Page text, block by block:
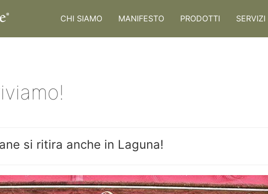
CHI SIAMO MANIFESTO PRODOTTI SERVIZI
si ritira anche in Laguna!